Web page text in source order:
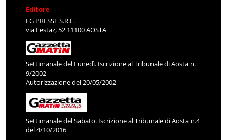
Editore
LG PRESSE S.R.L.
via Festaz, 52 11100 AOSTA
Settimanale del Lunedì. Iscrizione al Tribunale di Aosta n.
9/2002
Autorizzazione del 20/05/2002
Settimanale del Sabato. Iscrizione al Tribunale di Aosta n.4
del 4/10/2016